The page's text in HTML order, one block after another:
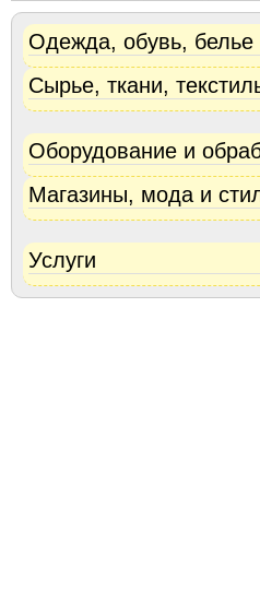
Одежда, обувь, белье
Сырье, ткани,
Оборудование и
Магазины, мода и
Услуги